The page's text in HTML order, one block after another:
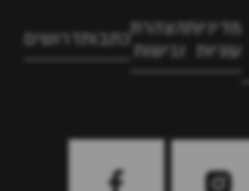
מדיניות
עוגיות
הצהרת
נגישות
כתבותדרושים